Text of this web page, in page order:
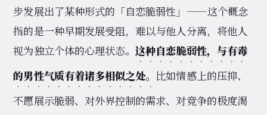
步发展出了某种形式的「自恋脆弱性」——这个概念
指的是一种早期发展受阻，难以与他人分离，将他人
视为独立个体的心理状态。这种自恋脆弱性，与有毒
的男性气质有着诸多相似之处。 比如情感上的压抑、
不愿展示脆弱、对外界控制的需求、对竞争的极度渴